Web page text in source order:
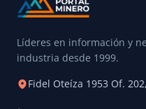
Líderes en información y
industria desde 1999.
Fidel Oteíza 1953 Of.